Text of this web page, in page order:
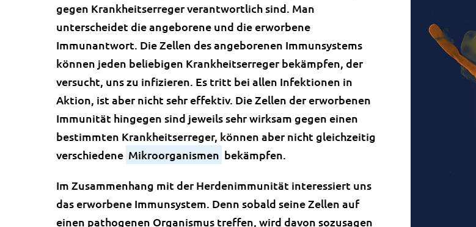
gegen Krankheitserreger verantwortlich sind. Man
unterscheidet die angeborene und die erworbene
Immunantwort. Die Zellen des angeborenen Immunsystems
können jeden beliebigen Krankheitserreger bekämpfen, der
versucht, uns zu infizieren. Es tritt bei allen Infektionen in
Aktion, ist aber nicht sehr effektiv. Die Zellen der erworbenen
Immunität hingegen sind jeweils sehr wirksam gegen einen
bestimmten Krankheitserreger, können aber nicht gleichzeitig
verschiedene Mikroorganismen bekämpfen.
Im Zusammenhang mit der Herdenimmunität interessiert uns
das erworbene Immunsystem. Denn sobald seine Zellen auf
einen pathogenen Organismus treffen, wird davon sozusagen